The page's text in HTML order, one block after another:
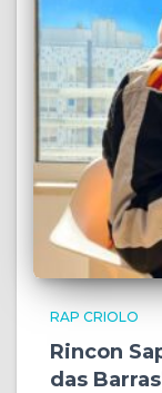
RAP CRIOLO
Rincon
das